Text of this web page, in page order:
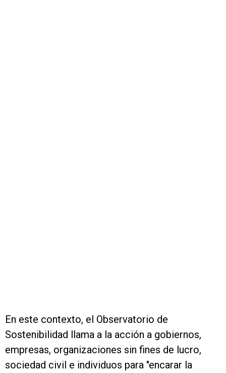
En este contexto, el Observatorio de
Sostenibilidad llama a la acción a gobiernos,
empresas, organizaciones sin fines de lucro,
sociedad civil e individuos para "encarar la